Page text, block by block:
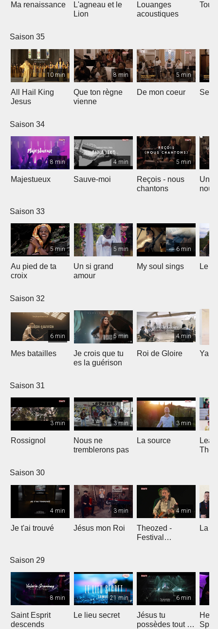
Ma renaissance
L'agneau et le
Lion
Louanges
acoustiques
Tout
Saison 35
10 min
All Hail King
Jesus
8 min
Que ton règne
vienne
5 min
De mon coeur
Saison 34
8 min
Majestueux
4 min
Sauve-moi
5 min
Reçois - nous
chantons
Un
Saison 33
5 min
Au pied de ta
croix
5 min
Un si grand
amour
6 min
My soul sings Le
Saison 32
6 min
Mes batailles
5 min
Je crois que tu
es la guérison
4 min
Roi de Gloire
Saison 31
3 min
Rossignol
3 min
Nous ne
tremblerons pas
3 min
La source
The
Saison 30
4 min
Je t'ai trouvé
3 min
Jésus mon Roi
4 min
Theozed -
Festival
La
Saison 29
8 min
Saint Esprit
descends
21 min
Le lieu secret
6 min
Jésus tu
possèdes tout en
He